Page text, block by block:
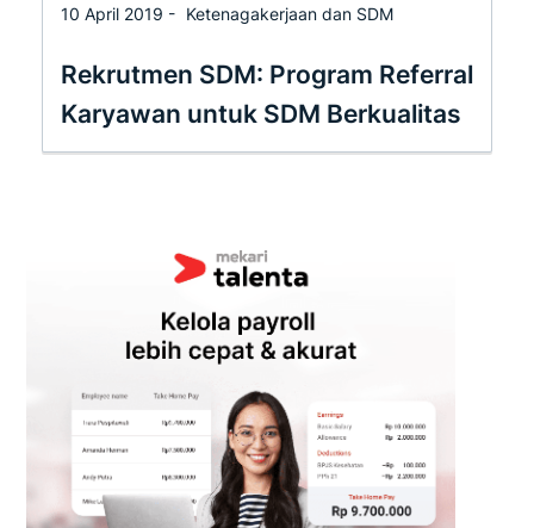
10 April 2019 - Ketenagakerjaan dan SDM
Rekrutmen SDM: Program Referral
Karyawan untuk SDM Berkualitas